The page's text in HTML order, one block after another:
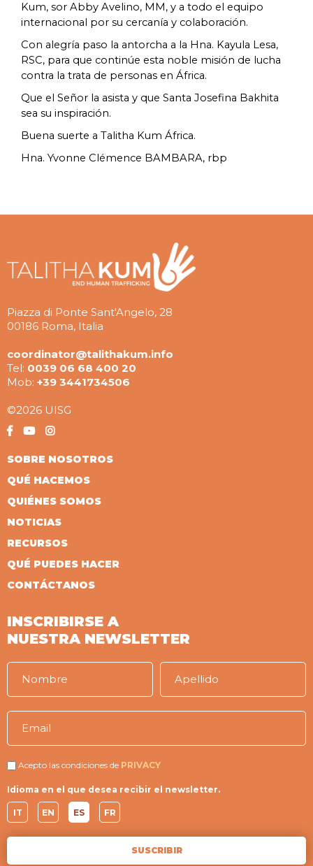
Kum, sor Abby Avelino, MM, y a todo el equipo
internacional por su cercanía y colaboración.
Con alegría paso la antorcha a la Hna. Kayula Lesa,
RSC, para que continúe esta noble misión de lucha
contra la trata de personas en África.
Que el Señor la asista y que Santa Josefina Bakhita
sea su inspiración.
Buena suerte a Talitha Kum África.
Hna. Yvonne Clémence BAMBARA, rbp
Piazza di Ponte Sant'Angelo, 28
00186 Roma, Italia
coordinator@talithakum.info
Tel: 0039 06 68 400 20
Mob: +39 3441734506
©2026 UISG
SOBRE NOSOTROS
QUÉ HACEMOS
QUIÉNES SOMOS
NOTICIAS
RECURSOS
QUÉ PUEDES HACER
CONTÁCTANOS
INSCRIBIRSE A
NUESTRA NEWSLETTER
Acepto las condiciones de PRIVACY
Idioma en el que desea recibir el newsletter.
IT EN ES FR
SUSCRIBIR